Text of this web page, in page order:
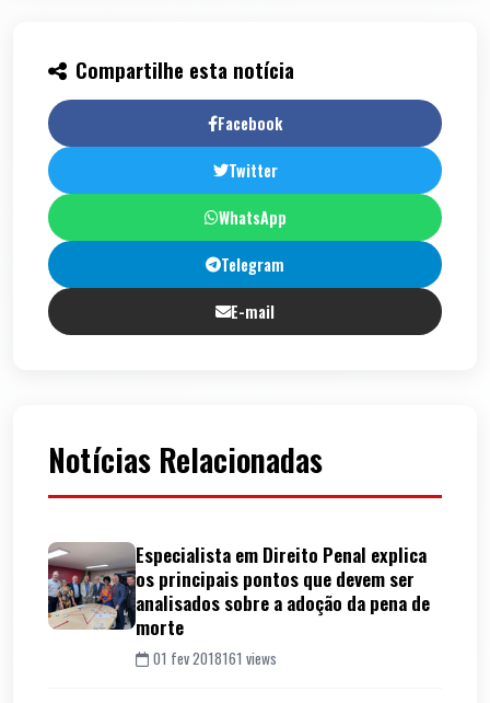
Compartilhe esta notícia
Facebook
Twitter
WhatsApp
Telegram
E-mail
Notícias Relacionadas
Especialista em Direito Penal explica
os principais pontos que devem ser
analisados sobre a adoção da pena de
morte
01 fev 2018161 views